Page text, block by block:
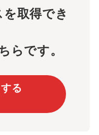
取得でき
らです。
る